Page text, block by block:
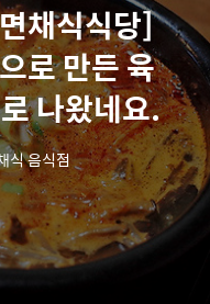
채식식당]
로 만든 육
나왔네요.
식 음식점